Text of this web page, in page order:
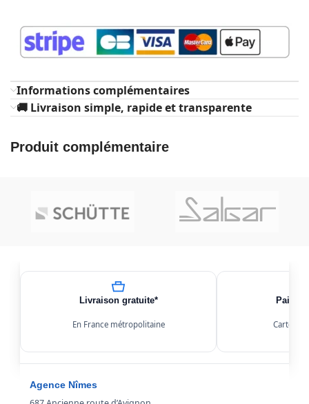
Informations complémentaires
🚚 Livraison simple, rapide et transparente
Produit complémentaire
Livraison gratuite*
En France métropolitaine Carte,
Agence Nîmes